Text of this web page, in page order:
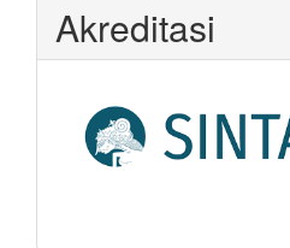
Akreditasi